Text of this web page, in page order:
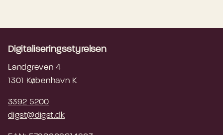
Digitaliseringsstyrelsen
Landgreven 4
1301 København K
3392 5200
digst@digst.dk